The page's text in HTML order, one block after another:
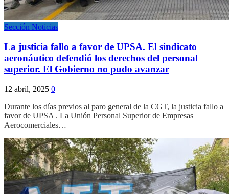
Sección Noticias
La justicia fallo a favor de UPSA. El sindicato
aeronáutico defendió los derechos del personal
superior. El Gobierno no pudo avanzar
12 abril, 2025 0
Durante los días previos al paro general de la CGT, la justicia fallo a
favor de UPSA . La Unión Personal Superior de Empresas
Aerocomerciales…